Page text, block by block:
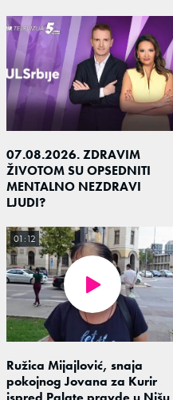
07.08.2026. ZDRAVIM
ŽIVOTOM SU OPSEDNITI
MENTALNO NEZDRAVI
LJUDI?
Ružica Mijajlović, snaja
pokojnog Jovana za Kurir
01:12